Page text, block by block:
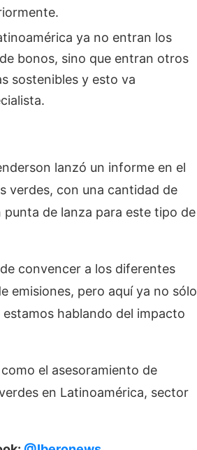
ya no entran los
bonos, sino que entran otros
sostenibles y esto va
lanzó un informe en el
verdes, con una cantidad de
de lanza para este tipo de
convencer a los diferentes
emisiones, pero aquí ya no sólo
hablando del impacto
el asesoramiento de
en Latinoamérica, sector